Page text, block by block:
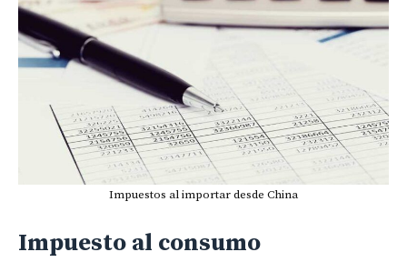
Impuestos al importar desde China
Impuesto al consumo